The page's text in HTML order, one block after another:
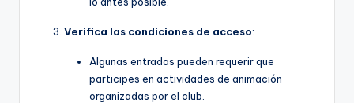
Verifica las condiciones de acceso:
Algunas entradas pueden requerir que
participes en actividades de animación
organizadas por el club.